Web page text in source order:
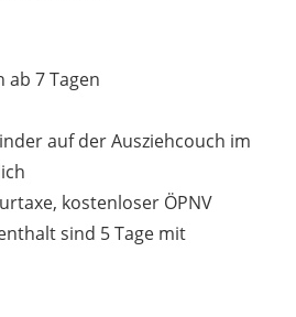
ab 7 Tagen
auf der Ausziehcouch im
kostenloser ÖPNV
sind 5 Tage mit